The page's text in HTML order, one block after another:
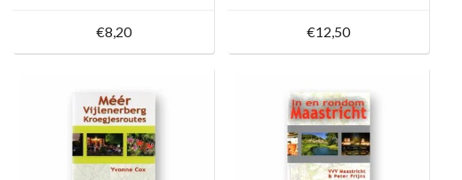
€8,20 €12,50